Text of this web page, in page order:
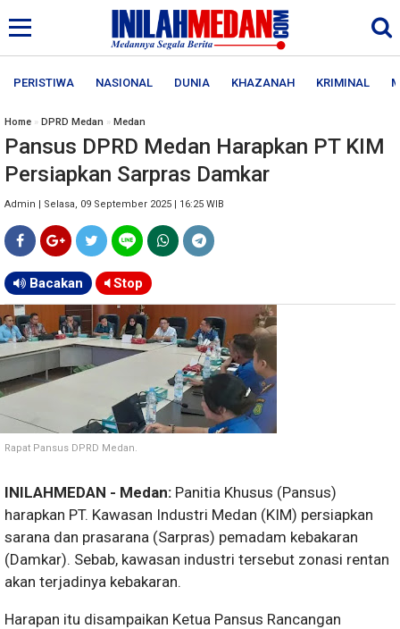
PERISTIWA NASIONAL DUNIA KHAZANAH KRIMINAL
Home » DPRD Medan » Medan
Pansus DPRD Medan Harapkan PT KIM
Persiapkan Sarpras Damkar
Admin | Selasa, 09 September 2025 | 16:25 WIB
Bacakan Stop
Rapat Pansus DPRD Medan.
INILAHMEDAN - Medan: Panitia Khusus (Pansus)
harapkan PT. Kawasan Industri Medan (KIM) persiapkan
sarana dan prasarana (Sarpras) pemadam kebakaran
(Damkar). Sebab, kawasan industri tersebut zonasi rentan
akan terjadinya kebakaran.
Harapan itu disampaikan Ketua Pansus Rancangan